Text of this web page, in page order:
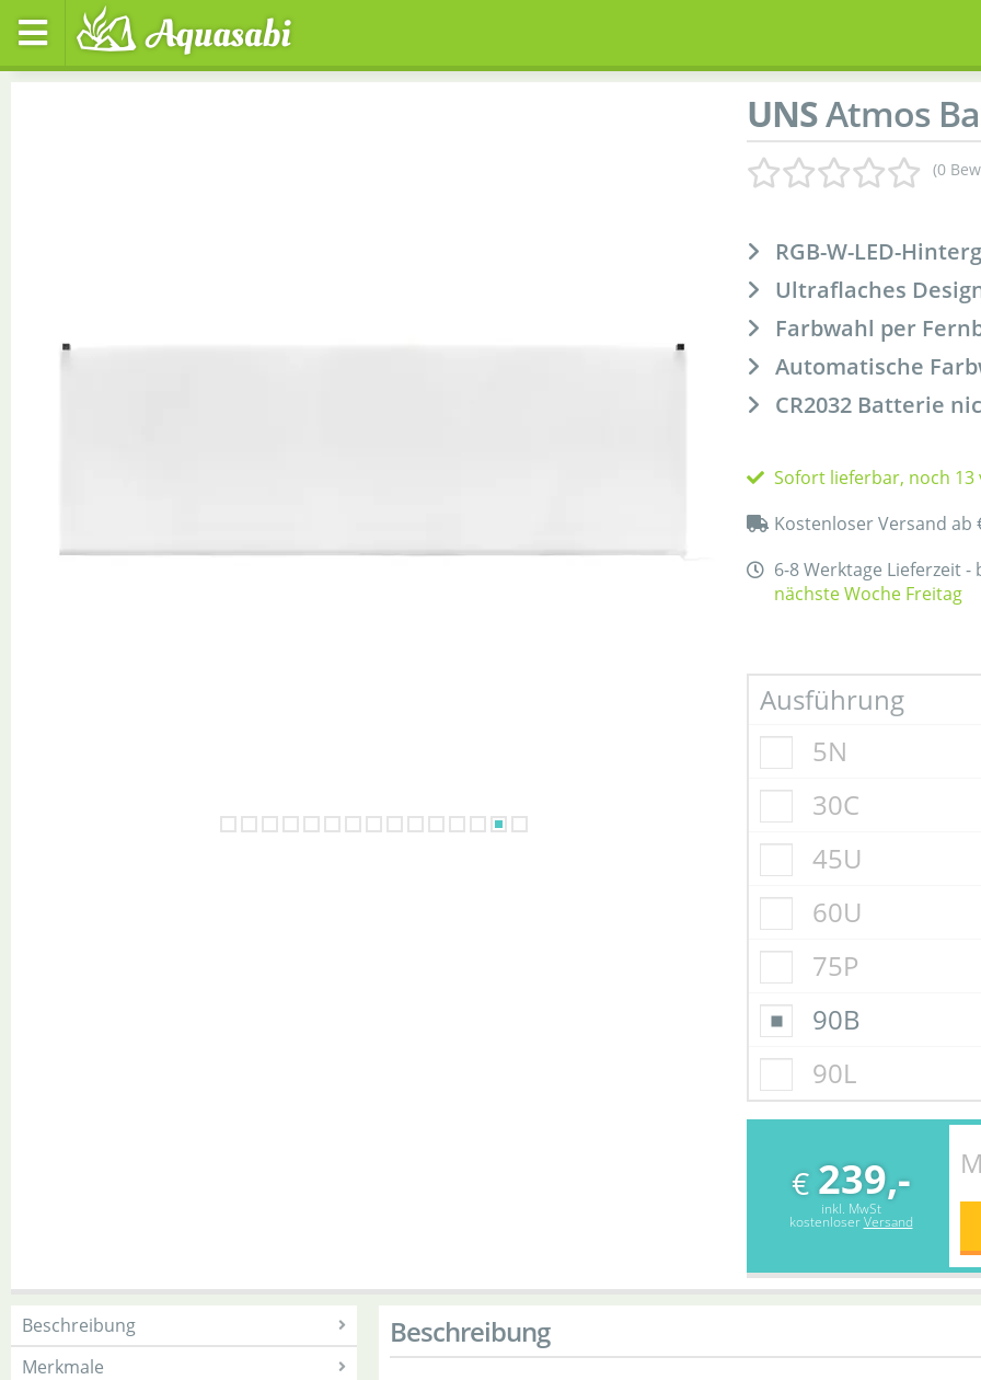
UNSAtmos
(0
RGB-W-LED-
Ultraflaches
Farbwahl per
Automatische
CR2032 Batterie
Sofort lieferbar, noch 13
Kostenloser Versand
6-8 Werktage Lieferzeit
nächste Woche Freitag
Ausführung
5N
30C
45U
60U
75P
90B
90L
€ 239,-
inkl. MwSt
kostenloserVersand
Beschreibung
Merkmale
Beschreibung